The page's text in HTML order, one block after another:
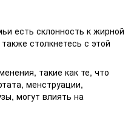
есть склонность к жирной
столкнетесь с этой
такие как те, что
менструации,
могут влиять на